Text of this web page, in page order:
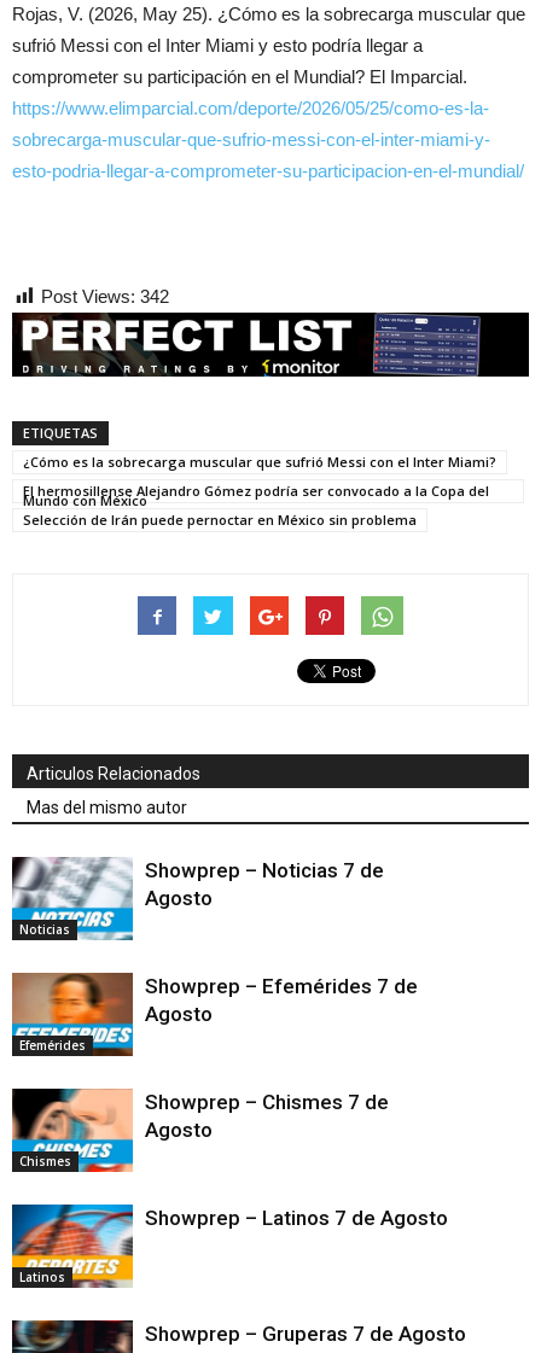
Rojas, V. (2026, May 25). ¿Cómo es la sobrecarga muscular que
sufrió Messi con el Inter Miami y esto podría llegar a
comprometer su participación en el Mundial? El Imparcial.
https://www.elimparcial.com/deporte/2026/05/25/como-es-la-
sobrecarga-muscular-que-sufrio-messi-con-el-inter-miami-y-
esto-podria-llegar-a-comprometer-su-participacion-en-el-mundial/
Post Views: 342
ETIQUETAS
¿Cómo es la sobrecarga muscular que sufrió Messi con el Inter Miami?
El hermosillense Alejandro Gómez podría ser convocado a la Copa del
Mundo con México
Selección de Irán puede pernoctar en México sin problema
Articulos Relacionados
Mas del mismo autor
Noticias
Showprep – Noticias 7 de
Agosto
Efemérides
Showprep – Efemérides 7 de
Agosto
Chismes
Showprep – Chismes 7 de
Agosto
Latinos
Showprep – Latinos 7 de Agosto
Showprep – Gruperas 7 de Agosto